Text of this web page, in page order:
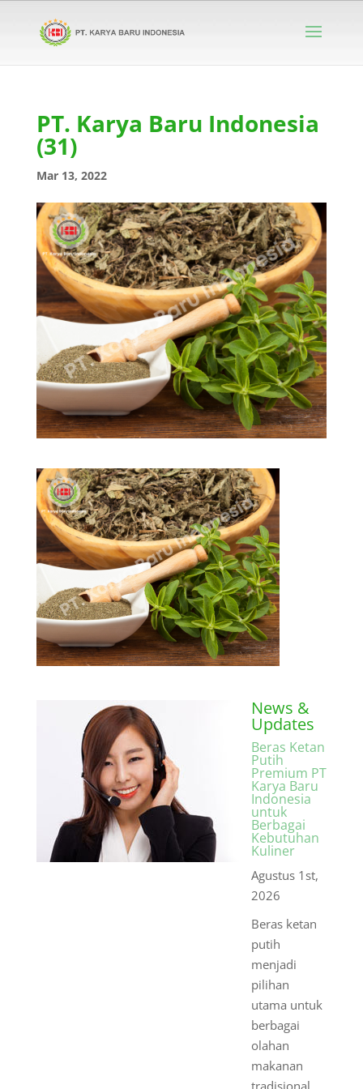
PT. Karya Baru Indonesia
(31)
Mar 13, 2022
News &
Updates
Beras Ketan
Putih
Premium PT
Karya Baru
Indonesia
untuk
Berbagai
Kebutuhan
Kuliner
Agustus 1st,
2026
Beras ketan
putih
menjadi
pilihan
utama untuk
berbagai
olahan
makanan